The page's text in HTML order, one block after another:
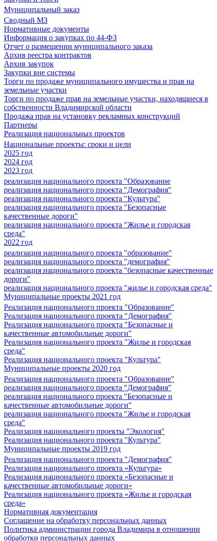
Муниципальный заказ
Сводный МЗ
Нормативные документы
Информация о закупках по 44-ФЗ
Отчет о размещении муниципального заказа
Архив реестра контрактов
Архив закупок
Закупки вне системы
Торги по продаже муниципального имущества и прав на
земельные участки
Торги по продаже прав на земельные участки, находящиеся в
собственности Владимирской области
Продажа прав на установку рекламных конструкций
Партнеры
Реализация национальных проектов
Национальные проекты: сроки и цели
2025 год
2024 год
2023 год
реализация национального проекта "Образование
реализация национального проекта "Демография"
реализация национального проекта "Культура"
реализация национального проекта "Безопасные
качественные дороги"
реализация национального проекта "Жилье и городская
среда"
2022 год
реализация национального проекта "образование"
реализация национального проекта "демография"
реализация национального проекта "безопасные качественные
дороги"
реализация национального проекта "жилье и городская среда"
Муниципальные проекты 2021 год
Реализация национального проекта "Образование"
Реализация национального проекта "Демография"
Реализация национального проекта "Безопасные и
качественные автомобильные дороги"
Реализация национального проекта "Жилье и городская
среда"
Реализация национального проекта "Культура"
Муниципальные проекты 2020 год
Реализация национального проекта "Образование"
реализация национального проекта "Демография"
реализация национального проекта "Безопасные и
качественные автомобильные дороги"
реализация национального проекта "Жилье и городская
среда"
Реализация национального проекты "Экология"
Реализация национального проекта "Культура"
Муниципальные проекты 2019 год
Реализация национального проекта "Демография"
Реализация национального проекта «Культура»
Реализация национального проекта «Безопасные и
качественные автомобильные дороги»
Реализация национального проекта «Жилье и городская
среда»
Нормативная документация
Соглашение на обработку персональных данных
Политика администрации города Владимира в отношении
обработки персональных данных